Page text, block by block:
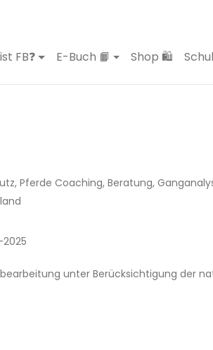
FB❓ E-Buch 📙 Shop 🛍️
Pferde Coaching, Beratung,
unter Berücksichtigung der